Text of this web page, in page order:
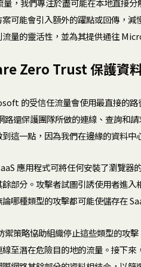
，我們專注於盡可能在本地直接
案可能會引入額外的躍點或回傳，
量的靈活性，並為其提供通往
Zero Trust 保護資
的受信任流量會使用最直接的
還保護團隊所做的連線、查詢和
這一點，因為我們在邊緣的資料中
應用程式可將任何安裝了瀏覽
部分。攻擊者試圖引誘使用者進
哪種類型的攻擊都可能使儲存在
策略協助組織停止這些類型的攻
至潛在危險目的地的流量。接下